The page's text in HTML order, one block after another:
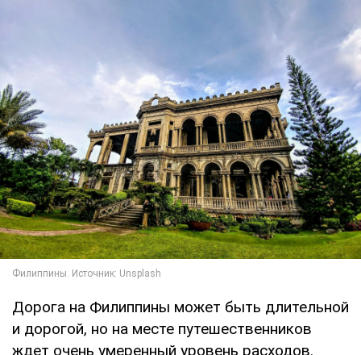
Дорога на Филиппины может быть длительной
и дорогой, но на месте путешественников
ждет очень умеренный уровень расходов.